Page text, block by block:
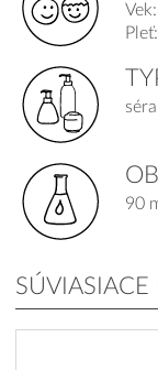
séra
90
SÚVIASIACE